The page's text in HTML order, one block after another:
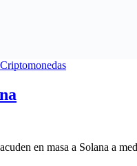
en masa a Solana a